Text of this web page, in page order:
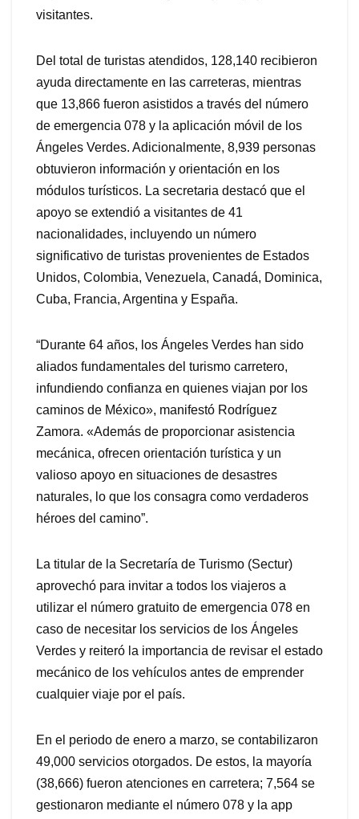
visitantes.
Del total de turistas atendidos, 128,140 recibieron
ayuda directamente en las carreteras, mientras
que 13,866 fueron asistidos a través del número
de emergencia 078 y la aplicación móvil de los
Ángeles Verdes. Adicionalmente, 8,939 personas
obtuvieron información y orientación en los
módulos turísticos. La secretaria destacó que el
apoyo se extendió a visitantes de 41
nacionalidades, incluyendo un número
significativo de turistas provenientes de Estados
Unidos, Colombia, Venezuela, Canadá, Dominica,
Cuba, Francia, Argentina y España.
“Durante 64 años, los Ángeles Verdes han sido
aliados fundamentales del turismo carretero,
infundiendo confianza en quienes viajan por los
caminos de México», manifestó Rodríguez
Zamora. «Además de proporcionar asistencia
mecánica, ofrecen orientación turística y un
valioso apoyo en situaciones de desastres
naturales, lo que los consagra como verdaderos
héroes del camino”.
La titular de la Secretaría de Turismo (Sectur)
aprovechó para invitar a todos los viajeros a
utilizar el número gratuito de emergencia 078 en
caso de necesitar los servicios de los Ángeles
Verdes y reiteró la importancia de revisar el estado
mecánico de los vehículos antes de emprender
cualquier viaje por el país.
En el periodo de enero a marzo, se contabilizaron
49,000 servicios otorgados. De estos, la mayoría
(38,666) fueron atenciones en carretera; 7,564 se
gestionaron mediante el número 078 y la app